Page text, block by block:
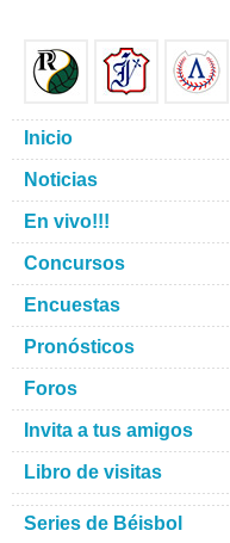
Inicio
Noticias
En vivo!!!
Concursos
Encuestas
Pronósticos
Foros
Invita a tus amigos
Libro de visitas
Series de Béisbol